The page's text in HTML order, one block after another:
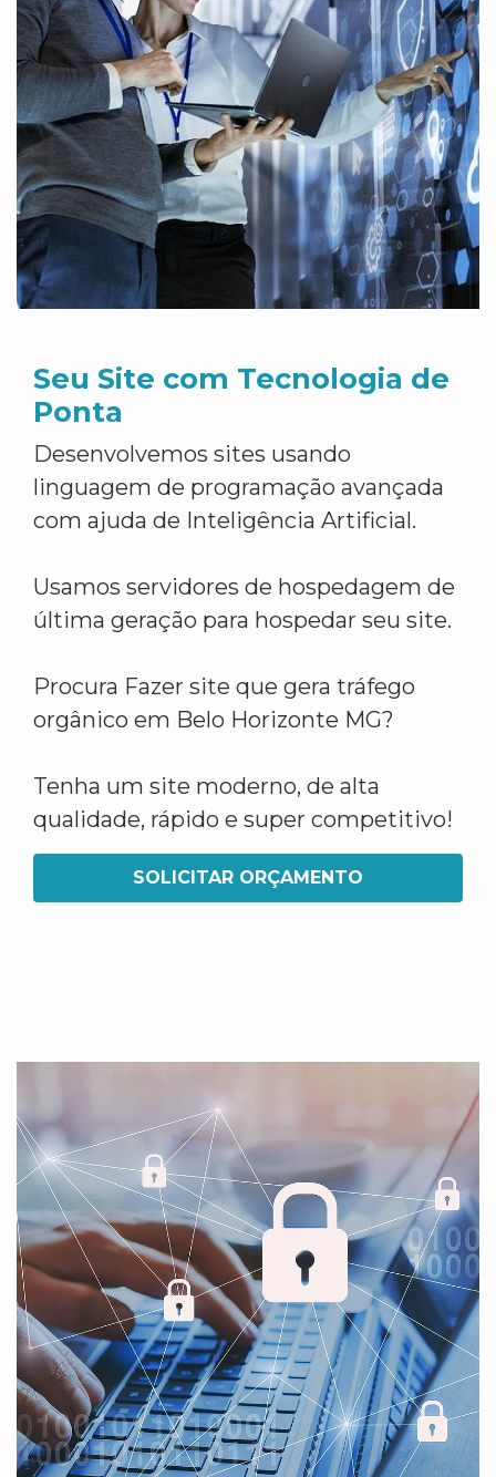
Seu Site com Tecnologia de
Ponta
Desenvolvemos sites usando
linguagem de programação avançada
com ajuda de Inteligência Artificial.
Usamos servidores de hospedagem de
última geração para hospedar seu site.
Procura Fazer site que gera tráfego
orgânico em Belo Horizonte MG?
Tenha um site moderno, de alta
qualidade, rápido e super competitivo!
SOLICITAR ORÇAMENTO